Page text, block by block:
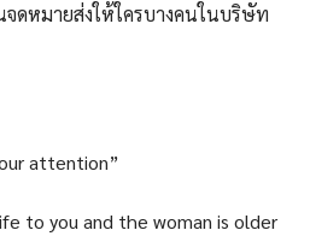
จดหมายส่งให้ใครบางคนในบริษัท
attention”
to you and the woman is older